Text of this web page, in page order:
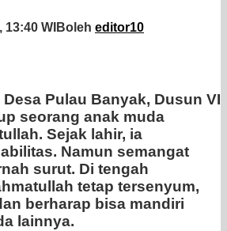
13:40 WIBoleh editor10
Pulau Banyak, Dusun VI
seorang anak muda
Sejak lahir, ia
Namun semangat
surut. Di tengah
tetap tersenyum,
berharap bisa mandiri
lainnya.